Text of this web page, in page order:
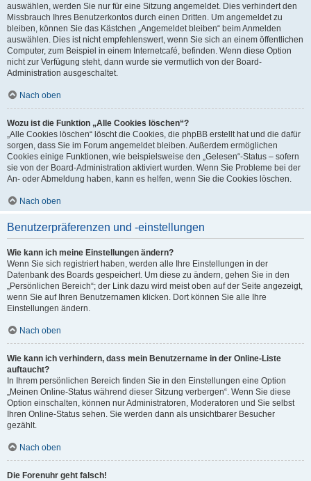
auswählen, werden Sie nur für eine Sitzung angemeldet. Dies verhindert den
Missbrauch Ihres Benutzerkontos durch einen Dritten. Um angemeldet zu
bleiben, können Sie das Kästchen „Angemeldet bleiben“ beim Anmelden
auswählen. Dies ist nicht empfehlenswert, wenn Sie sich an einem öffentlichen
Computer, zum Beispiel in einem Internetcafé, befinden. Wenn diese Option
nicht zur Verfügung steht, dann wurde sie vermutlich von der Board-
Administration ausgeschaltet.
Nach oben
Wozu ist die Funktion „Alle Cookies löschen“?
„Alle Cookies löschen“ löscht die Cookies, die phpBB erstellt hat und die dafür
sorgen, dass Sie im Forum angemeldet bleiben. Außerdem ermöglichen
Cookies einige Funktionen, wie beispielsweise den „Gelesen“-Status – sofern
sie von der Board-Administration aktiviert wurden. Wenn Sie Probleme bei der
An- oder Abmeldung haben, kann es helfen, wenn Sie die Cookies löschen.
Nach oben
Benutzerpräferenzen und -einstellungen
Wie kann ich meine Einstellungen ändern?
Wenn Sie sich registriert haben, werden alle Ihre Einstellungen in der
Datenbank des Boards gespeichert. Um diese zu ändern, gehen Sie in den
„Persönlichen Bereich“; der Link dazu wird meist oben auf der Seite angezeigt,
wenn Sie auf Ihren Benutzernamen klicken. Dort können Sie alle Ihre
Einstellungen ändern.
Nach oben
Wie kann ich verhindern, dass mein Benutzername in der Online-Liste
auftaucht?
In Ihrem persönlichen Bereich finden Sie in den Einstellungen eine Option
„Meinen Online-Status während dieser Sitzung verbergen“. Wenn Sie diese
Option einschalten, können nur Administratoren, Moderatoren und Sie selbst
Ihren Online-Status sehen. Sie werden dann als unsichtbarer Besucher
gezählt.
Nach oben
Die Forenuhr geht falsch!